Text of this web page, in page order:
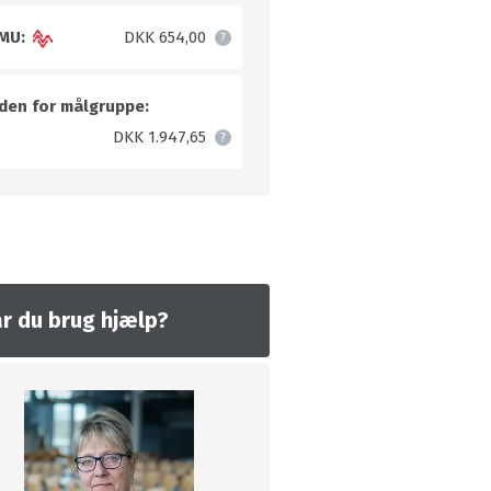
DKK 654,00
for målgruppe:
DKK 1.947,65
du brug hjælp?